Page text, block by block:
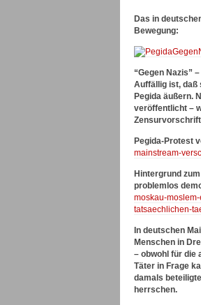
Das in
Bewegung:
“Gegen Nazis”
Auffällig ist, daß
Pegida äußern.
veröffentlicht –
Pegida-Protest
mainstream-
Hintergrund
problemlos
moskau-
tatsaechlichen-
In deutschen
Menschen in
– obwohl für die
Täter in Frage
damals
herrschen.